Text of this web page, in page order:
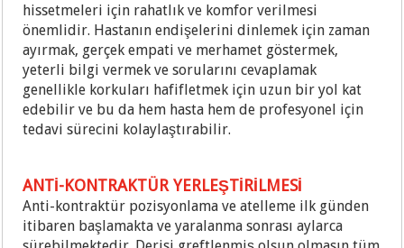
hissetmeleri için rahatlık ve komfor verilmesi
önemlidir. Hastanın endişelerini dinlemek için zaman
ayırmak, gerçek empati ve merhamet göstermek,
yeterli bilgi vermek ve sorularını cevaplamak
genellikle korkuları hafifletmek için uzun bir yol kat
edebilir ve bu da hem hasta hem de profesyonel için
tedavi sürecini kolaylaştırabilir.
ANTİ-KONTRAKTÜR YERLEŞTİRİLMESİ
Anti-kontraktür pozisyonlama ve atelleme ilk günden
itibaren başlamakta ve yaralanma sonrası aylarca